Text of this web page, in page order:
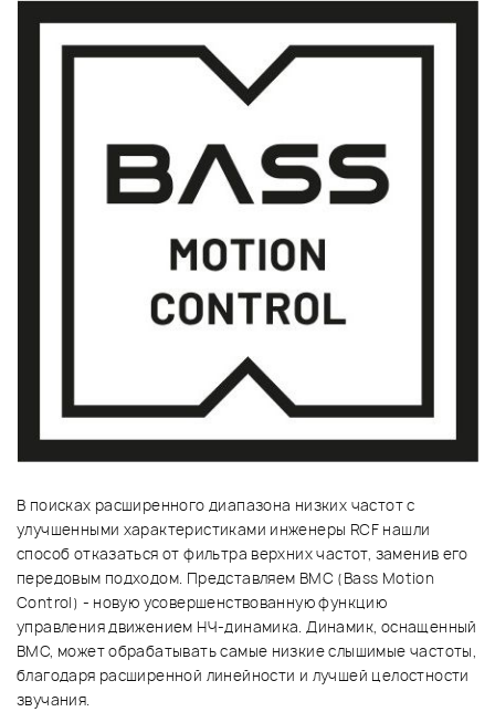
В поисках расширенного диапазона низких частот с
улучшенными характеристиками инженеры RCF нашли
способ отказаться от фильтра верхних частот, заменив его
передовым подходом. Представляем BMC (Bass Motion
Control) - новую усовершенствованную функцию
управления движением НЧ-динамика. Динамик, оснащенный
BMC, может обрабатывать самые низкие слышимые частоты,
благодаря расширенной линейности и лучшей целостности
звучания.